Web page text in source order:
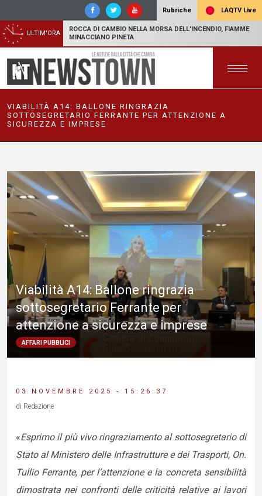
Rubriche LAQTV Live
ULTIM'ORA
ROCCA DI CAMBIO NELLA MORSA DELL'INCENDIO, FIAMME
MINACCIANO PINETA
VIABILITÀ A14: BALLONE RINGRAZIA
SOTTOSEGRETARIO FERRANTE PER ATTENZIONE A
SICUREZZA E IMPRESE
Viabilità A14: Ballone ringrazia
sottosegretario Ferrante per
attenzione a sicurezza e imprese
AFFARI PUBBLICI
03 NOVEMBRE 2025 - 15:26:37
di Redazione
«Esprimo il più vivo ringraziamento al sottosegretario di
Stato al Ministero delle Infrastrutture e dei Trasporti, On.
Tullio Ferrante, per l’attenzione e la concreta sensibilità
dimostrata nei confronti delle criticità relative ai lavori